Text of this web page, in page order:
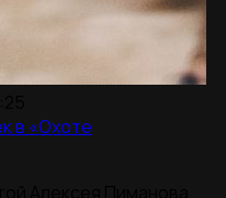
в «Охоте